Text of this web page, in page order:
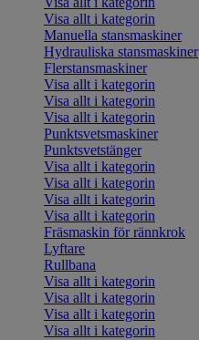
Visa allt i kategorin
Manuella stansmaskiner
Hydrauliska stansmaskiner
Flerstansmaskiner
Visa allt i kategorin
Visa allt i kategorin
Visa allt i kategorin
Punktsvetsmaskiner
Punktsvetstänger
Visa allt i kategorin
Visa allt i kategorin
Visa allt i kategorin
Visa allt i kategorin
Fräsmaskin för rännkrok
Lyftare
Rullbana
Visa allt i kategorin
Visa allt i kategorin
Visa allt i kategorin
Visa allt i kategorin